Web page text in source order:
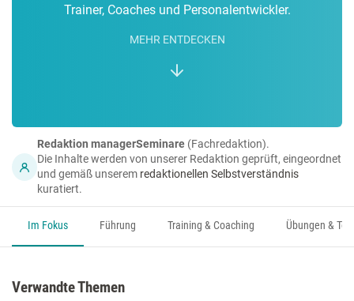
Trainer, Coaches und Personalentwickler.
MEHR ENTDECKEN
Redaktion managerSeminare (Fachredaktion).
Die Inhalte werden von unserer Redaktion geprüft, eingeordnet
und gemäß unserem redaktionellen Selbstverständnis
kuratiert.
Im Fokus Führung Training & Coaching Übungen &
Verwandte Themen